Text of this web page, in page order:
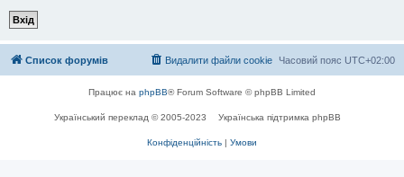
Список форумів Часовий пояс UTC+02:00
Видалити файли cookie
Працює на phpBB® Forum Software © phpBB Limited
Український переклад © 2005-2023 Українська підтримка phpBB
Конфіденційність | Умови